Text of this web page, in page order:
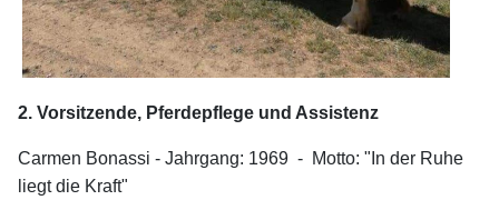
2. Vorsitzende, Pferdepflege und Assistenz
Carmen Bonassi - Jahrgang: 1969 - Motto: "In der Ruhe
liegt die Kraft"